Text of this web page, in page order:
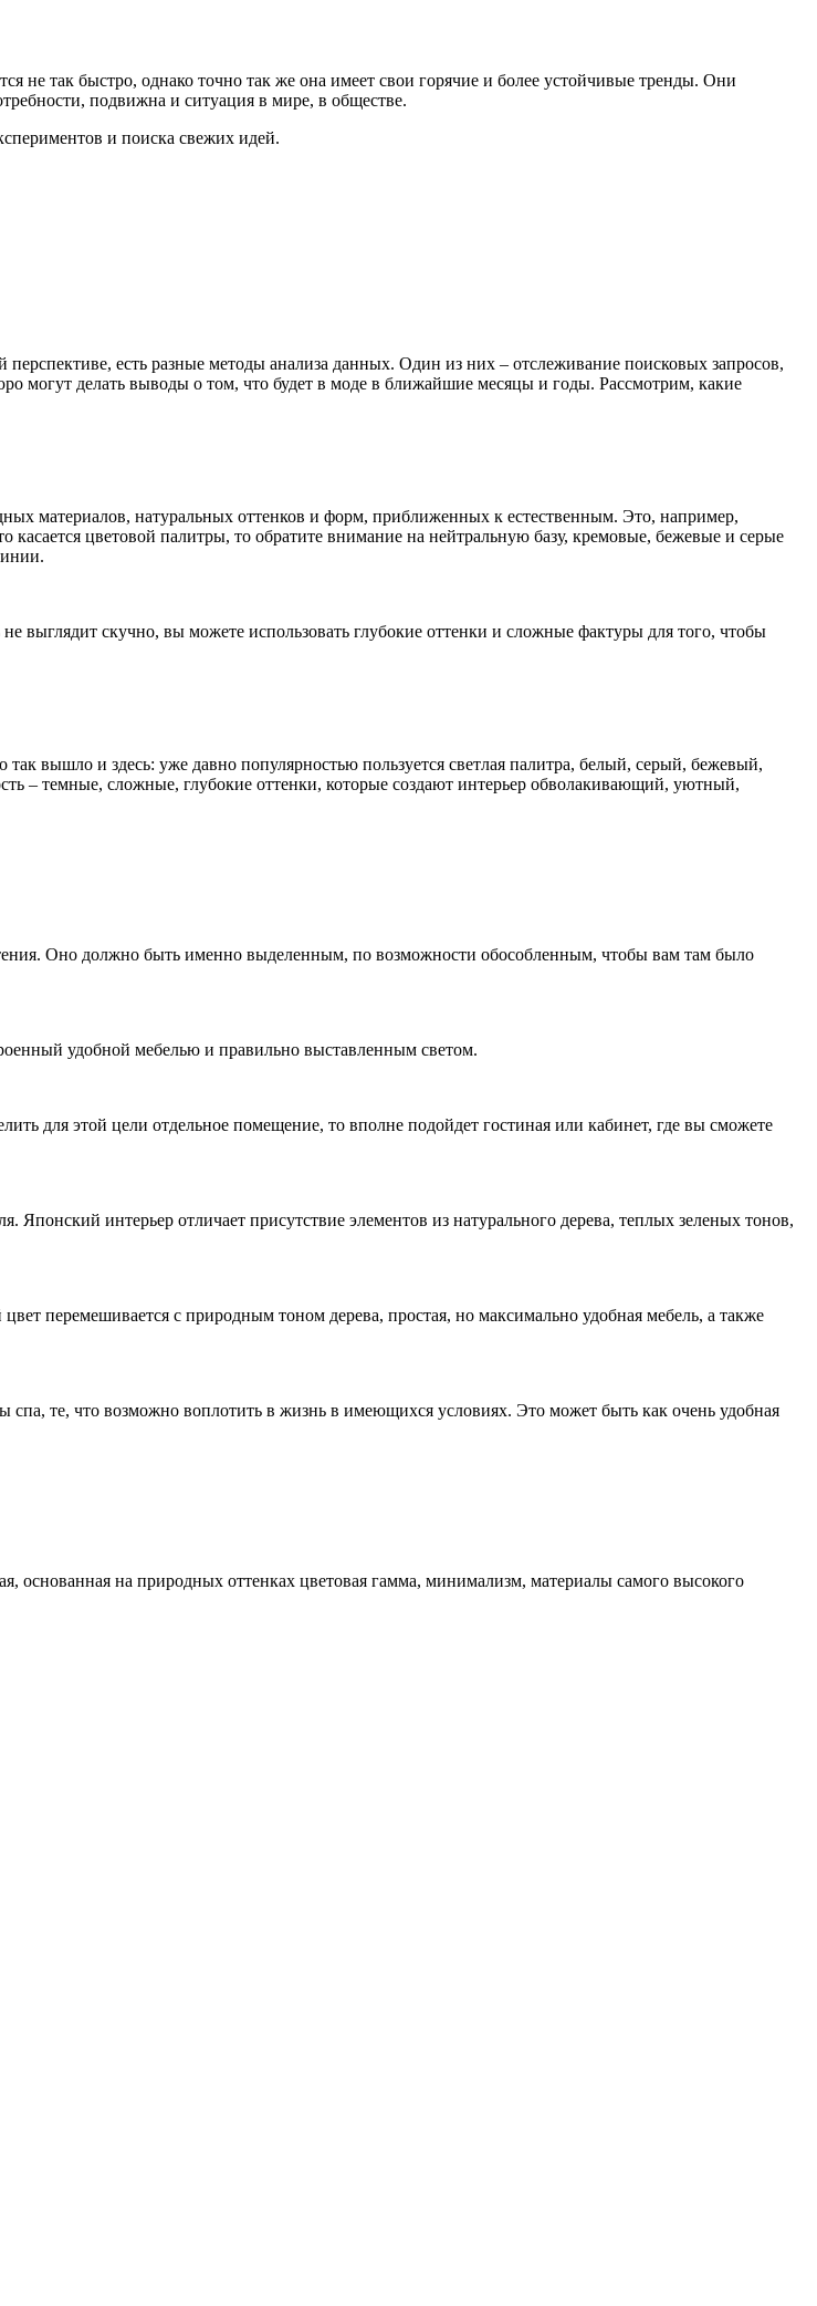
не так быстро, однако точно так же она имеет свои горячие и более устойчивые тренды. Они
подвижна и ситуация в мире, в обществе.
и поиска свежих идей.
есть разные методы анализа данных. Один из них – отслеживание поисковых запросов,
могут делать выводы о том, что будет в моде в ближайшие месяцы и годы. Рассмотрим, какие
материалов, натуральных оттенков и форм, приближенных к естественным. Это, например,
цветовой палитры, то обратите внимание на нейтральную базу, кремовые, бежевые и серые
выглядит скучно, вы можете использовать глубокие оттенки и сложные фактуры для того, чтобы
вышло и здесь: уже давно популярностью пользуется светлая палитра, белый, серый, бежевый,
– темные, сложные, глубокие оттенки, которые создают интерьер обволакивающий, уютный,
Оно должно быть именно выделенным, по возможности обособленным, чтобы вам там было
удобной мебелью и правильно выставленным светом.
для этой цели отдельное помещение, то вполне подойдет гостиная или кабинет, где вы сможете
Японский интерьер отличает присутствие элементов из натурального дерева, теплых зеленых тонов,
перемешивается с природным тоном дерева, простая, но максимально удобная мебель, а также
те, что возможно воплотить в жизнь в имеющихся условиях. Это может быть как очень удобная
основанная на природных оттенках цветовая гамма, минимализм, материалы самого высокого